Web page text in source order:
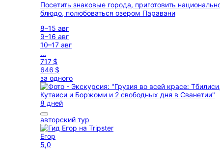
Посетить знаковые города, приготовить
блюдо, полюбоваться озером Паравани
8–15 авг
9–16 авг
10–17 авг
...
717 $
646 $
за одного
8 дней
авторский тур
Егор
5,0